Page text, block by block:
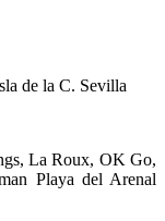
de la C. Sevilla
La Roux, OK Go,
Playa del Arenal